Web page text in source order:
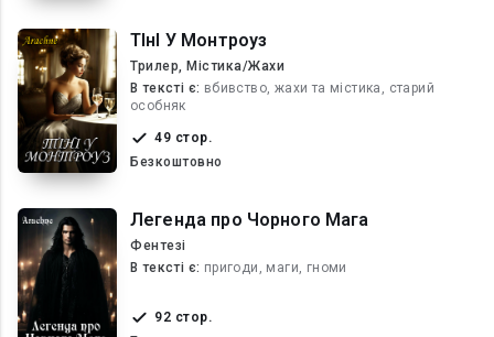
ТІнІ У Монтроуз
Трилер, Містика/Жахи
В текcті є: вбивство, жахи та містика, старий
особняк
49 стор.
Безкоштовно
Легенда про Чорного Мага
Фентезі
В текcті є:
пригоди, маги, гноми
92 стор.